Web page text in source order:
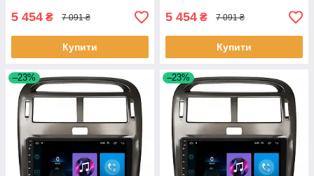
5 454 ₴ 7 091 ₴
Купити
5 454 ₴ 7 091 ₴
Купити
–23% –23%